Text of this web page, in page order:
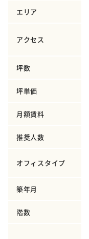
エリア
アクセス
坪数
坪単価
月額賃料
推奨人数
オフィスタイプ
築年月
階数